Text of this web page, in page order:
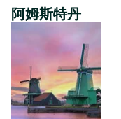
阿姆斯特丹